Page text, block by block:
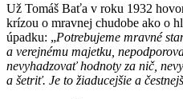
Už Tomáš Baťa v roku 1932
krízou o mravnej chudobe ako o
úpadku: „Potrebujeme mravné
a verejnému majetku,
nevyhadzovať hodnoty za nič,
a šetriť. Je to žiaducejšie a